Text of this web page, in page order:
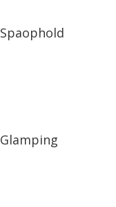
Spaophold
Glamping